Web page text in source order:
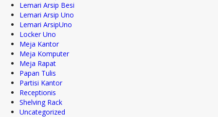
Lemari Arsip Besi
Lemari Arsip Uno
Lemari ArsipUno
Locker Uno
Meja Kantor
Meja Komputer
Meja Rapat
Papan Tulis
Partisi Kantor
Receptionis
Shelving Rack
Uncategorized